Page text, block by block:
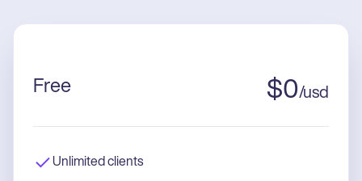
Free $0/usd
Unlimited clients